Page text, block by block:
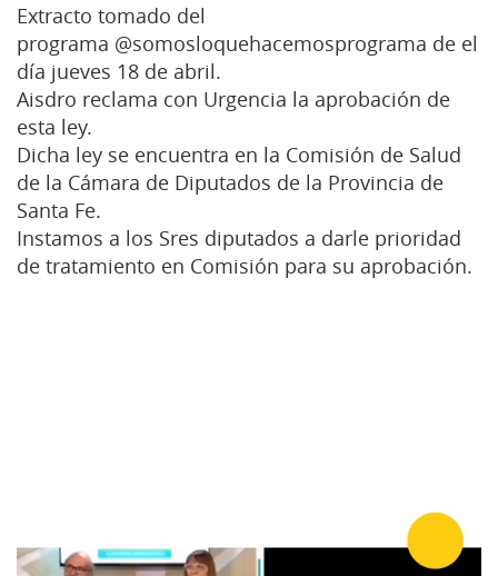
Extracto tomado del
programa @somosloquehacemosprograma de el
día jueves 18 de abril.
Aisdro reclama con Urgencia la aprobación de
esta ley.
Dicha ley se encuentra en la Comisión de Salud
de la Cámara de Diputados de la Provincia de
Santa Fe.
Instamos a los Sres diputados a darle prioridad
de tratamiento en Comisión para su aprobación.